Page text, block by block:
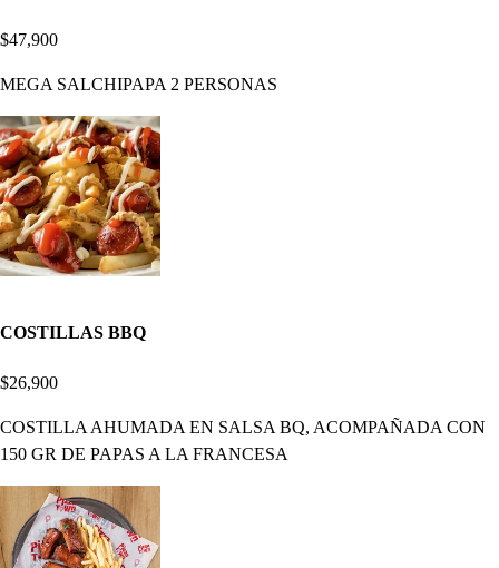
$47,900
MEGA SALCHIPAPA 2 PERSONAS
COSTILLAS BBQ
$26,900
COSTILLA AHUMADA EN SALSA BQ, ACOMPAÑADA CON
150 GR DE PAPAS A LA FRANCESA